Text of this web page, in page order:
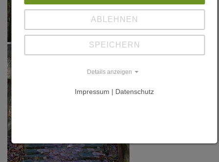
ABLEHNEN
SPEICHERN
Details anzeigen
Impressum | Datenschutz